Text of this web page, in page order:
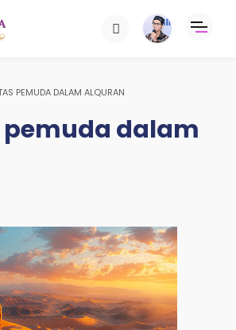
PEMUDA DALAM ALQURAN
dalam